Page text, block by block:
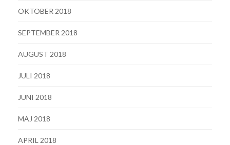
OKTOBER 2018
SEPTEMBER 2018
AUGUST 2018
JULI 2018
JUNI 2018
MAJ 2018
APRIL 2018